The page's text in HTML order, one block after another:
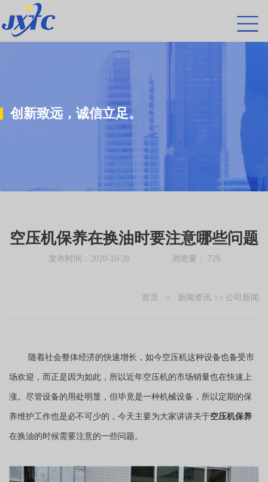
创新致远，诚信立足。
空压机保养在换油时要注意哪些问题
发布时间：2020-10-20 浏览量： 729
首页 > 新闻资讯 >> 公司新闻
随着社会整体经济的快速增长，如今空压机这种设备也备受市
场欢迎，而正是因为如此，所以近年空压机的市场销量也在快速上
涨。尽管设备的用处明显，但毕竟是一种机械设备，所以定期的保
养维护工作也是必不可少的，今天主要为大家讲讲关于空压机保养
在换油的时候需要注意的一些问题。